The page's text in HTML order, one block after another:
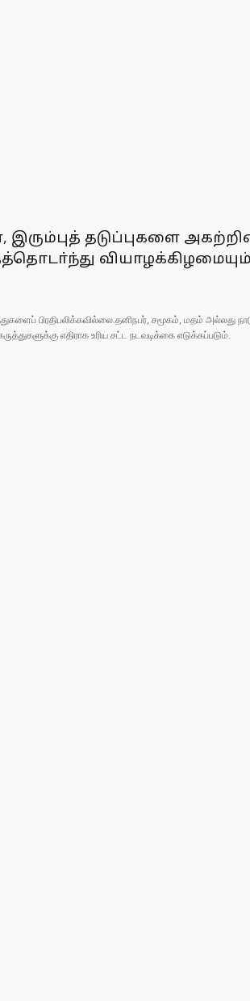
தடுப்புகளை
பிரதிபலிக்கவில்லை.தனிநபர், சமூகம், மதம் அல்லது
எதிராக உரிய சட்ட நடவடிக்கை எடுக்கப்படும்.